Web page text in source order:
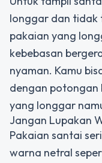
longgar dan tidak
pakaian yang
kebebasan
nyaman. Kamu
dengan
yang longgar
Jangan Lupakan
Pakaian santai
warna netral